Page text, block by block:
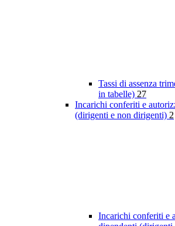
Tassi di assenza
in tabelle) 27
Incarichi conferiti e
(dirigenti e non dirigenti) 2
Incarichi conferiti e